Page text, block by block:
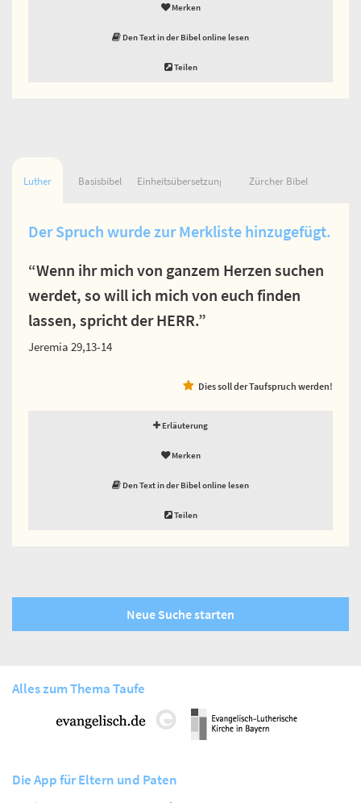
Merken
Den Text in der Bibel online lesen
Teilen
Luther Basisbibel Einheitsübersetzung Zürcher Bibel
Der Spruch wurde zur Merkliste hinzugefügt.
“Wenn ihr mich von ganzem Herzen suchen
werdet, so will ich mich von euch finden
lassen, spricht der HERR.”
Jeremia 29,13-14
Dies soll der Taufspruch werden!
Erläuterung
Merken
Den Text in der Bibel online lesen
Teilen
Neue Suche starten
Alles zum Thema Taufe
Die App für Eltern und Paten